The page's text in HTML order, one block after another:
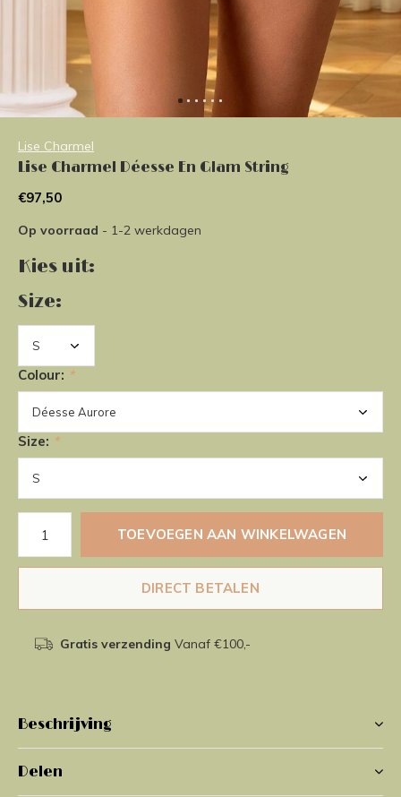
Lise Charmel
Lise Charmel Déesse En Glam String
€97,50
Op voorraad - 1-2 werkdagen
Kies uit:
Size:
Colour: *
Size: *
TOEVOEGEN AAN WINKELWAGEN
DIRECT BETALEN
Gratis verzending Vanaf €100,-
Beschrijving
Delen